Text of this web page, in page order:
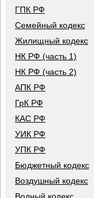
ГПК РФ
Семейный кодекс
Жилищный кодекс
НК РФ (часть 1)
НК РФ (часть 2)
АПК РФ
ГрК РФ
КАС РФ
УИК РФ
УПК РФ
Бюджетный кодекс
Воздушный кодекс